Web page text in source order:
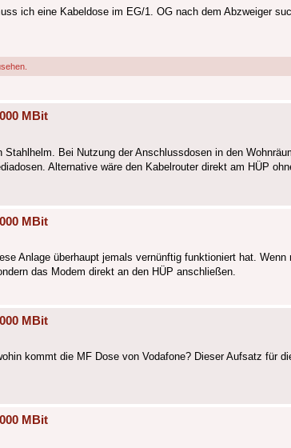
ich eine Kabeldose im EG/1. OG nach dem Abzweiger
MBit
Bei Nutzung der Anschlussdosen in den
Alternative wäre den Kabelrouter direkt am HÜP
MBit
Anlage überhaupt jemals vernünftig funktioniert hat.
das Modem direkt an den HÜP anschließen.
MBit
kommt die MF Dose von Vodafone? Dieser Aufsatz für
MBit